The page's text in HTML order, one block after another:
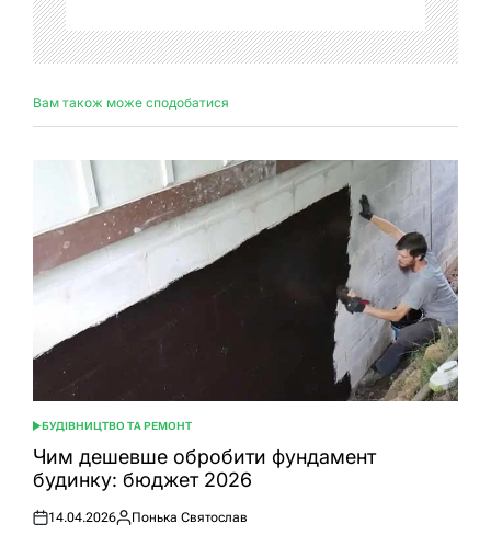
Вам також може сподобатися
ОПУБЛІКУВАТИ
У
БУДІВНИЦТВО ТА РЕМОНТ
Чим дешевше обробити фундамент
будинку: бюджет 2026
Оприлюднено
14.04.2026
Опубліковано
Понька Святослав